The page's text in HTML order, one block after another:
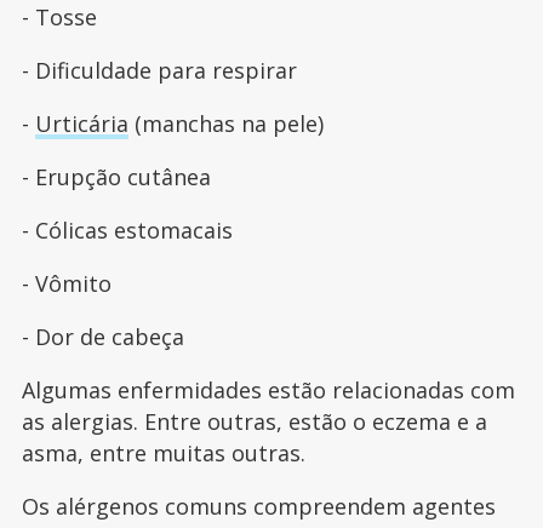
- Tosse
- Dificuldade para respirar
- Urticária (manchas na pele)
- Erupção cutânea
- Cólicas estomacais
- Vômito
- Dor de cabeça
Algumas enfermidades estão relacionadas com
as alergias. Entre outras, estão o eczema e a
asma, entre muitas outras.
Os alérgenos comuns compreendem agentes